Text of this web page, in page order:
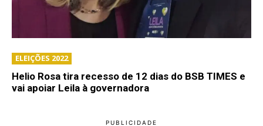
ELEIÇÕES 2022
Helio Rosa tira recesso de 12 dias do BSB TIMES e
vai apoiar Leila à governadora